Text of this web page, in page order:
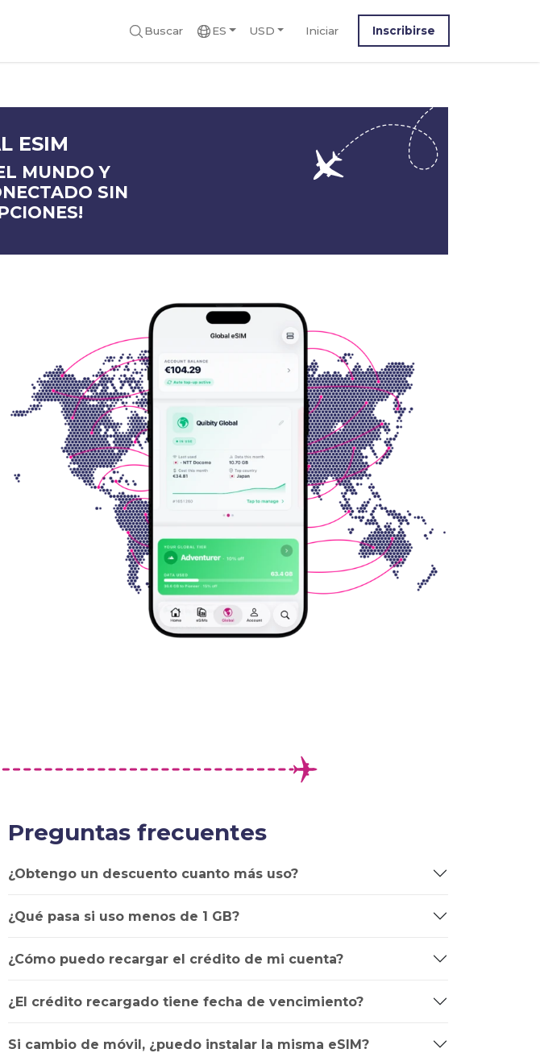
Buscar ES USD Iniciar Inscribirse
ESIM
MUNDO Y
SIN
Preguntas frecuentes
¿Obtengo un descuento cuanto más uso?
¿Qué pasa si uso menos de 1 GB?
¿Cómo puedo recargar el crédito de mi cuenta?
¿El crédito recargado tiene fecha de vencimiento?
Si cambio de móvil, ¿puedo instalar la misma eSIM?